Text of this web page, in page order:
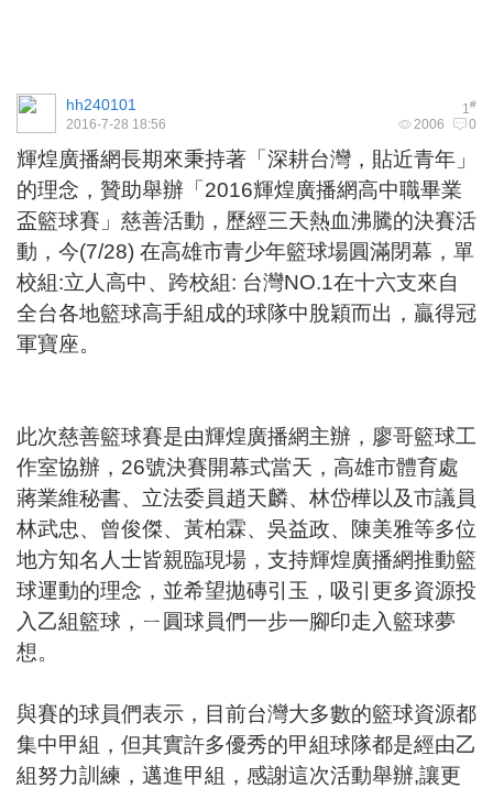
1#
hh240101
2006 0
2016-7-28 18:56
輝煌廣播網長期來秉持著「深耕台灣，貼近青年」
的理念，贊助舉辦「2016輝煌廣播網高中職畢業
盃籃球賽」慈善活動，歷經三天熱血沸騰的決賽活
動，今(7/28) 在高雄市青少年籃球場圓滿閉幕，單
校組:立人高中、跨校組: 台灣NO.1在十六支來自
全台各地籃球高手組成的球隊中脫穎而出，贏得冠
軍寶座。
此次慈善籃球賽是由輝煌廣播網主辦，廖哥籃球工
作室協辦，26號決賽開幕式當天，高雄市體育處
蔣業維秘書、立法委員趙天麟、林岱樺以及市議員
林武忠、曾俊傑、黃柏霖、吳益政、陳美雅等多位
地方知名人士皆親臨現場，支持輝煌廣播網推動籃
球運動的理念，並希望拋磚引玉，吸引更多資源投
入乙組籃球，ㄧ圓球員們一步一腳印走入籃球夢
想。
與賽的球員們表示，目前台灣大多數的籃球資源都
集中甲組，但其實許多優秀的甲組球隊都是經由乙
組努力訓練，邁進甲組，感謝這次活動舉辦,讓更